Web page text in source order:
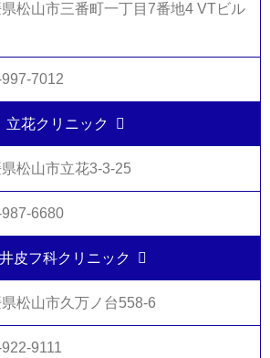
松山市三番町一丁目7番地4 VTビル
7012
立花クリニック
松山市立花3-3-25
6680
皮フ科クリニック
松山市久万ノ台558-6
9111